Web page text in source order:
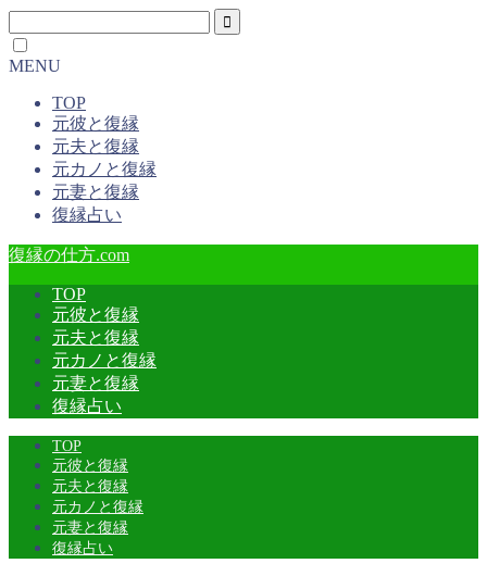
MENU
TOP
元彼と復縁
元夫と復縁
元カノと復縁
元妻と復縁
復縁占い
復縁の仕方.com
TOP
元彼と復縁
元夫と復縁
元カノと復縁
元妻と復縁
復縁占い
TOP
元彼と復縁
元夫と復縁
元カノと復縁
元妻と復縁
復縁占い